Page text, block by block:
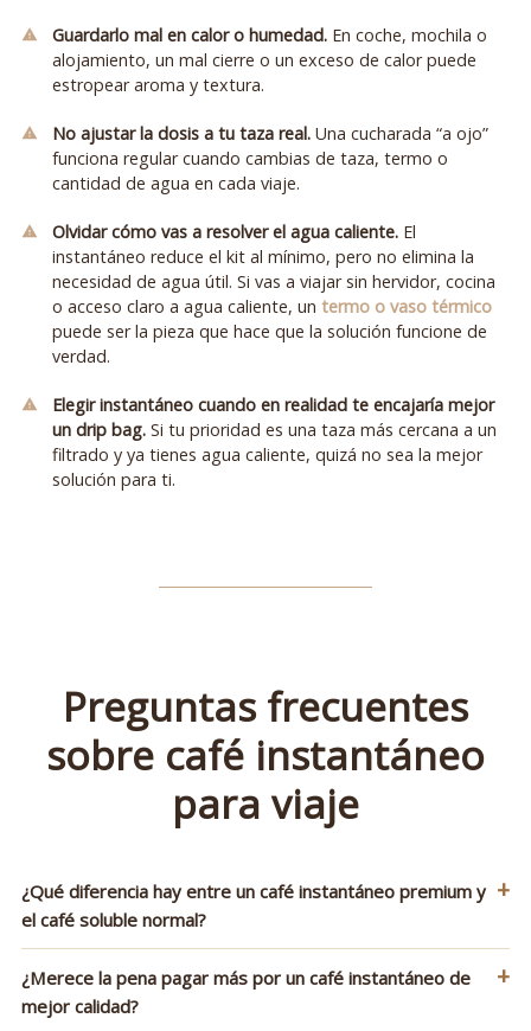
Guardarlo mal en calor o humedad.En coche, mochila o
alojamiento, un mal cierre o un exceso de calor puede
estropear aroma y textura.
No ajustar la dosis a tu taza real.Una cucharada “a ojo”
funciona regular cuando cambias de taza, termo o
cantidad de agua en cada viaje.
Olvidar cómo vas a resolver el agua caliente.El
instantáneo reduce el kit al mínimo, pero no elimina la
necesidad de agua útil. Si vas a viajar sin hervidor, cocina
o acceso claro a agua caliente, un termo o vaso térmico
puede ser la pieza que hace que la solución funcione de
verdad.
Elegir instantáneo cuando en realidad te encajaría mejor
un drip bag.Si tu prioridad es una taza más cercana a un
filtrado y ya tienes agua caliente, quizá no sea la mejor
solución para ti.
Preguntas frecuentes
sobre café instantáneo
para viaje
¿Qué diferencia hay entre un café instantáneo premium y
el café soluble normal?
+
¿Merece la pena pagar más por un café instantáneo de
mejor calidad?
+